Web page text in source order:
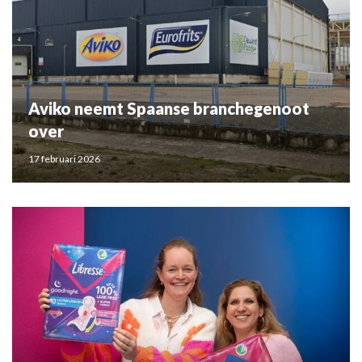
Aviko neemt Spaanse branchegenoot
over
17 februari 2026